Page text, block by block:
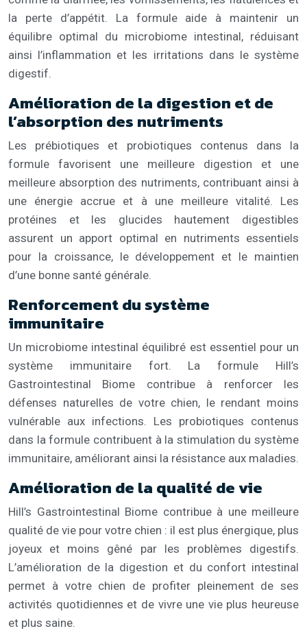
la perte d’appétit. La formule aide à maintenir un
équilibre optimal du microbiome intestinal, réduisant
ainsi l’inflammation et les irritations dans le système
digestif.
Amélioration de la digestion et de
l’absorption des nutriments
Les prébiotiques et probiotiques contenus dans la
formule favorisent une meilleure digestion et une
meilleure absorption des nutriments, contribuant ainsi à
une énergie accrue et à une meilleure vitalité. Les
protéines et les glucides hautement digestibles
assurent un apport optimal en nutriments essentiels
pour la croissance, le développement et le maintien
d’une bonne santé générale.
Renforcement du système
immunitaire
Un microbiome intestinal équilibré est essentiel pour un
système immunitaire fort. La formule Hill’s
Gastrointestinal Biome contribue à renforcer les
défenses naturelles de votre chien, le rendant moins
vulnérable aux infections. Les probiotiques contenus
dans la formule contribuent à la stimulation du système
immunitaire, améliorant ainsi la résistance aux maladies.
Amélioration de la qualité de vie
Hill’s Gastrointestinal Biome contribue à une meilleure
qualité de vie pour votre chien : il est plus énergique, plus
joyeux et moins gêné par les problèmes digestifs.
L’amélioration de la digestion et du confort intestinal
permet à votre chien de profiter pleinement de ses
activités quotidiennes et de vivre une vie plus heureuse
et plus saine.